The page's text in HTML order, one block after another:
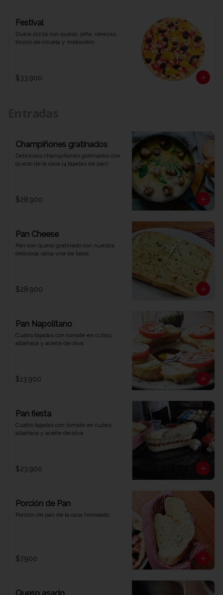
Festival
Dulce pizza con queso, piña, cerezas,
trozos de ciruela y melocotón.
$33.900
Champiñones gratinados
Deliciosos champiñones gratinados con
queso de la casa (4 tajadas de pan)
$28.900
Pan Cheese
Pan con queso gratinado con nuestra
deliciosa salsa viva de base.
$28.900
Pan Napolitano
Cuatro tajadas con tomate en cubos,
albahaca y aceite de oliva.
$13.900
Pan fiesta
Cuatro tajadas con tomate en cubos,
albahaca y aceite de oliva
$23.900
Porción de Pan
Porción de pan de la casa horneado.
$7.900